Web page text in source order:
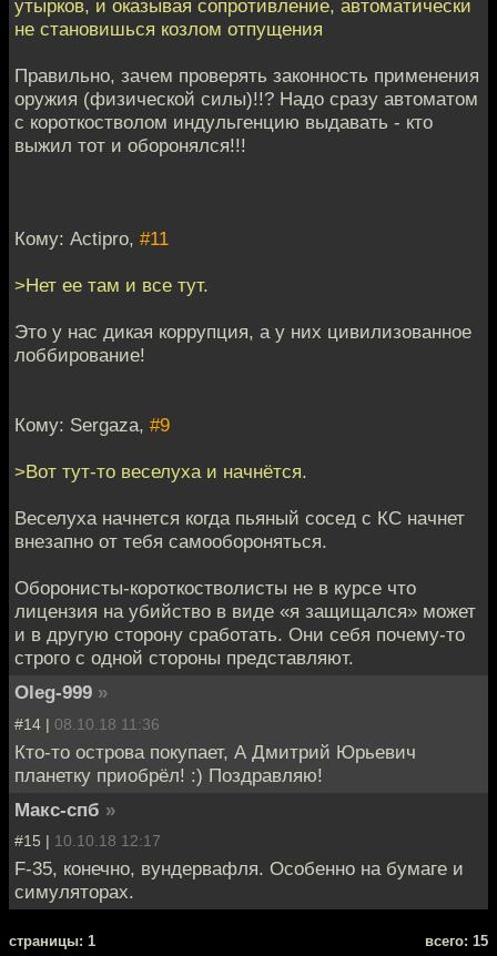
утырков, и оказывая сопротивление, автоматически
не становишься козлом отпущения
Правильно, зачем проверять законность применения
оружия (физической силы)!!? Надо сразу автоматом
с короткостволом индульгенцию выдавать - кто
выжил тот и оборонялся!!!
Кому: Actipro, #11
>Нет ее там и все тут.
Это у нас дикая коррупция, а у них цивилизованное
лоббирование!
Кому: Sergaza, #9
>Вот тут-то веселуха и начнётся.
Веселуха начнется когда пьяный сосед с КС начнет
внезапно от тебя самообороняться.
Оборонисты-короткостволисты не в курсе что
лицензия на убийство в виде «я защищался» может
и в другую сторону сработать. Они себя почему-то
строго с одной стороны представляют.
Oleg-999 »
#14 | 08.10.18 11:36
Кто-то острова покупает, А Дмитрий Юрьевич
планетку приобрёл! :) Поздравляю!
Макс-спб »
#15 | 10.10.18 12:17
F-35, конечно, вундервафля. Особенно на бумаге и
симуляторах.
cтраницы: 1 всего: 15